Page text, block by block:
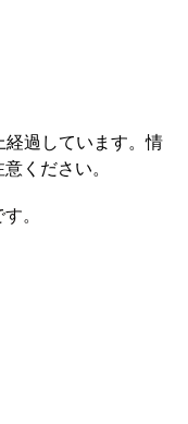
過しています。情
ください。
。